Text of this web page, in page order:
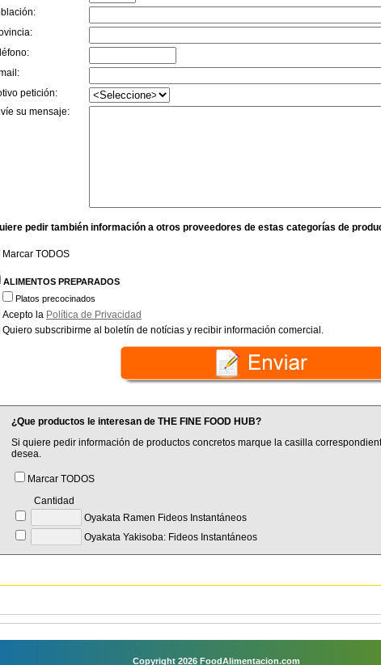
petición:
su mensaje:
pedir también información a otros proveedores de estas categorías de
Marcar TODOS
ALIMENTOS PREPARADOS
Platos precocinados
Acepto la Política de Privacidad
Quiero subscribirme al boletín de notícias y recibir información comercial.
¿Que productos le interesan de THE FINE FOOD HUB?
Si quiere pedir información de productos concretos marque la casilla
desea.
Marcar TODOS
Cantidad
Oyakata Ramen Fideos Instantáneos
Oyakata Yakisoba: Fideos Instantáneos
Copyright 2026 FoodAlimentacion.com